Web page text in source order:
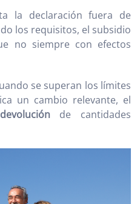
la declaración fuera de
los requisitos, el subsidio
no siempre con efectos
se superan los límites
un cambio relevante, el
de cantidades